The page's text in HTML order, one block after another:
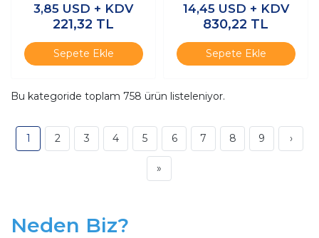
3,85 USD + KDV
221,32 TL
Sepete Ekle
14,45 USD + KDV
830,22 TL
Sepete Ekle
Bu kategoride toplam 758 ürün listeleniyor.
1 2 3 4 5 6 7 8 9 ›
»
Neden Biz?